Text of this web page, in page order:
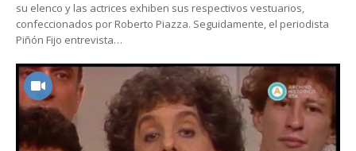
su elenco y las actrices exhiben sus respectivos vestuarios,
confeccionados por Roberto Piazza. Seguidamente, el periodista
Piñón Fijo entrevista…